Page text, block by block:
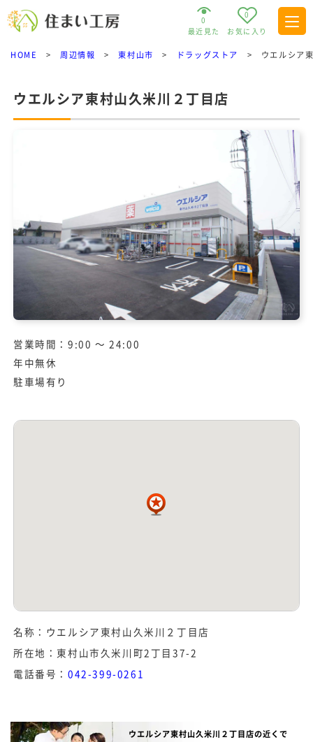
0
最近見た
0
お気に入り
HOME > 周辺情報 > 東村山市 > ドラッグストア > ウエルシア
ウエルシア東村山久米川２丁目店
営業時間：9:00 ～ 24:00
年中無休
駐車場有り
名称：ウエルシア東村山久米川２丁目店
所在地：東村山市久米川町2丁目37-2
電話番号：042-399-0261
ウエルシア東村山久米川２丁目店の近くで